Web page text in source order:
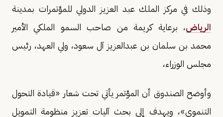
وذلك في مركز الملك عبد العزيز الدولي للمؤتمرات بمدينة
الرياض، برعاية كريمة من صاحب السمو الملكي الأمير
محمد بن سلمان بن عبدالعزيز آل سعود، ولي العهد، رئيس
مجلس الوزراء،
وأوضح الصندوق أن المؤتمر يأتي تحت شعار «قيادة التحول
التنموي»، ويهدف إلى بحث آليات تعزيز منظومة التمويل